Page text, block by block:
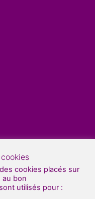
cookies placés sur
au bon
utilisés pour :